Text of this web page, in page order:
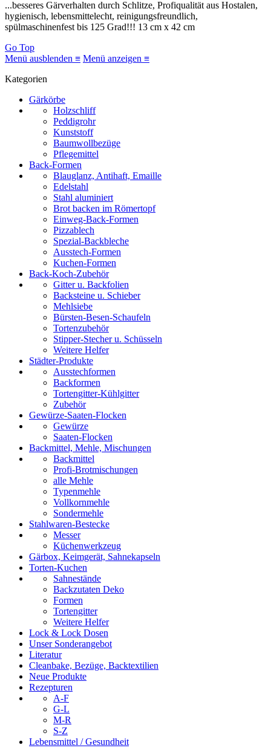
...besseres Gärverhalten durch Schlitze, Profiqualität aus Hostalen,
hygienisch, lebensmittelecht, reinigungsfreundlich,
spülmaschinenfest bis 125 Grad!!! 13 cm x 42 cm
Go Top
Menü ausblenden ≡ Menü anzeigen ≡
Kategorien
Gärkörbe
Holzschliff
Peddigrohr
Kunststoff
Baumwollbezüge
Pflegemittel
Back-Formen
Blauglanz, Antihaft, Emaille
Edelstahl
Stahl aluminiert
Brot backen im Römertopf
Einweg-Back-Formen
Pizzablech
Spezial-Backbleche
Ausstech-Formen
Kuchen-Formen
Back-Koch-Zubehör
Gitter u. Backfolien
Backsteine u. Schieber
Mehlsiebe
Bürsten-Besen-Schaufeln
Tortenzubehör
Stipper-Stecher u. Schüsseln
Weitere Helfer
Städter-Produkte
Ausstechformen
Backformen
Tortengitter-Kühlgitter
Zubehör
Gewürze-Saaten-Flocken
Gewürze
Saaten-Flocken
Backmittel, Mehle, Mischungen
Backmittel
Profi-Brotmischungen
alle Mehle
Typenmehle
Vollkornmehle
Sondermehle
Stahlwaren-Bestecke
Messer
Küchenwerkzeug
Gärbox, Keimgerät, Sahnekapseln
Torten-Kuchen
Sahnestände
Backzutaten Deko
Formen
Tortengitter
Weitere Helfer
Lock & Lock Dosen
Unser Sonderangebot
Literatur
Cleanbake, Bezüge, Backtextilien
Neue Produkte
Rezepturen
A-F
G-L
M-R
S-Z
Lebensmittel / Gesundheit